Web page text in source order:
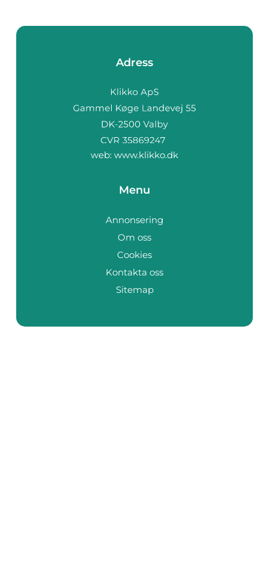
Adress
web: www.klikko.dk
Menu
Annonsering
Om oss
Cookies
Kontakta oss
Sitemap